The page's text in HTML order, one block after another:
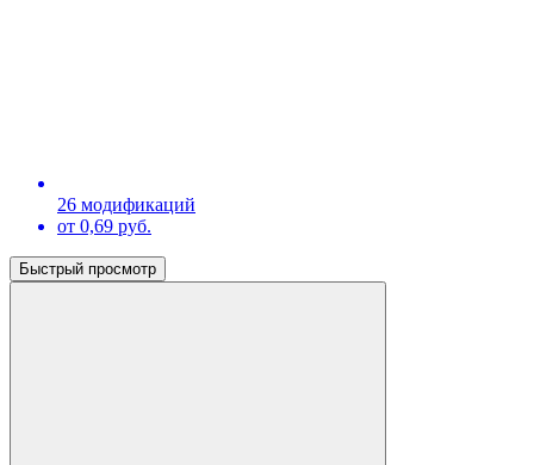
26 модификаций
от 0,69 руб.
Быстрый просмотр